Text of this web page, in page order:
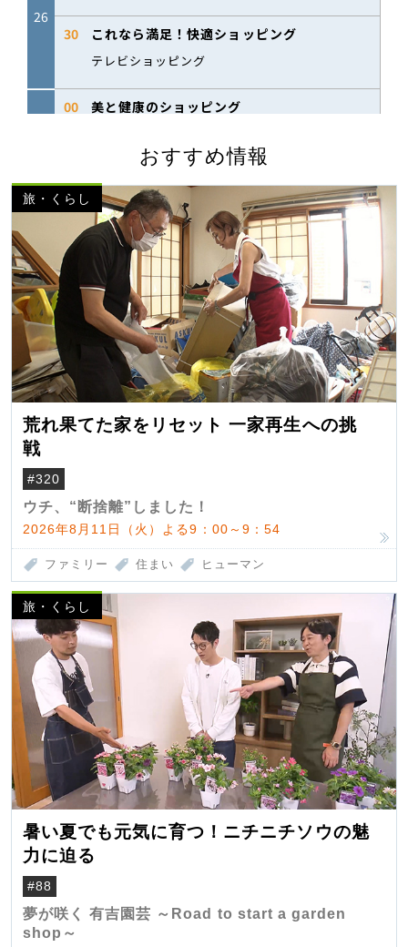
おすすめ情報
旅・くらし
荒れ果てた家をリセット 一家再生への挑
戦
#320
ウチ、“断捨離”しました！
2026年8月11日（火）よる9：00～9：54
ファミリー 住まい ヒューマン
旅・くらし
暑い夏でも元気に育つ！ニチニチソウの魅
力に迫る
#88
夢が咲く 有吉園芸 ～Road to start a garden
shop～